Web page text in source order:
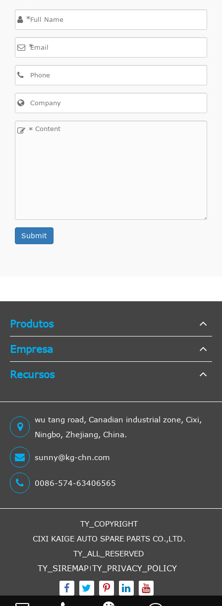
*
*
*
Submit
Produtos
Empresa
Recursos
wu tang road, Canadian industrial zone, Cixi,
Ningbo, Zhejiang, China.
sunny@kg-chn.com
0086-574-63406565
TY_COPYRIGHT
CIXI KAIGE AUTO SPARE PARTS CO.,LTD.
TY_ALL_RESERVED
TY_SIREMAP TY_PRIVACY_POLICY